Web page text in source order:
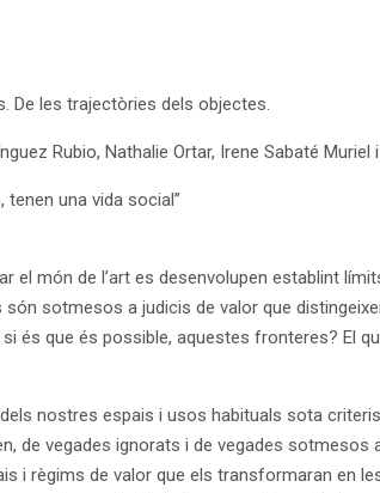
De les trajectòries dels objectes.
Rubio, Nathalie Ortar, Irene Sabaté Muriel
una vida social”
el món de l’art es desenvolupen establint
sotmesos a judicis de valor que
és que és possible, aquestes fronteres? El
nostres espais i usos habituals sota
de vegades ignorats i de vegades
i règims de valor que els transformaran